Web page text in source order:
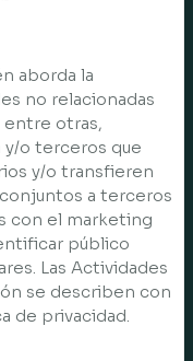
aborda la
no relacionadas
entre otras,
o terceros que
y/o transfieren
a terceros
con el marketing
público
Las Actividades
se describen con
de privacidad.